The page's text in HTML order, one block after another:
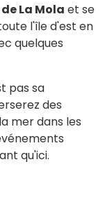
La Mola et se
l'île d'est en
quelques
pas sa
des
mer dans les
qu'ici.